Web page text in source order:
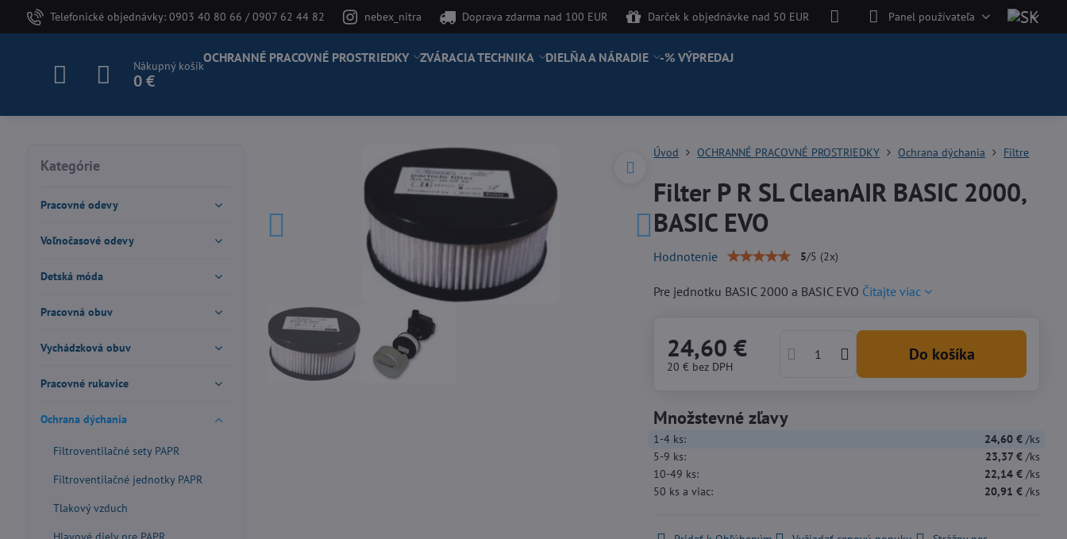
Telefonické objednávky: 0903 40 80 66 / 0907 62 44 82 nebex_nitra Doprava zdarma nad 100 EUR Darček k objednávke nad 50 EUR Panel používateľa
Nákupný košík
0 €
OCHRANNÉ PRACOVNÉ PROSTRIEDKY ZVÁRACIA TECHNIKA DIELŇA A NÁRADIE -% VÝPREDAJ
Úvod OCHRANNÉ PRACOVNÉ PROSTRIEDKY Ochrana dýchania Filtre
Filter P R SL CleanAIR BASIC 2000,
BASIC EVO
Hodnotenie 5/5 (2x)
Pre jednotku BASIC 2000 a BASIC EVO Čítajte viac
24,60 €
20 € bez DPH
Do košíka
Množstevné zľavy
1-4 ks: 24,60 € /ks
5-9 ks: 23,37 € /ks
10-49 ks: 22,14 € /ks
50 ks a viac: 20,91 € /ks
Kategórie
Pracovné odevy
Voľnočasové odevy
Detská móda
Pracovná obuv
Vychádzková obuv
Pracovné rukavice
Ochrana dýchania
Filtroventilačné sety PAPR
Filtroventilačné jednotky PAPR
Tlakový vzduch